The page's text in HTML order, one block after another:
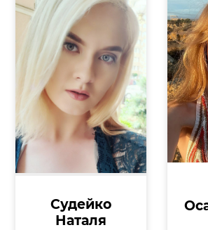
Судейко
Наталя